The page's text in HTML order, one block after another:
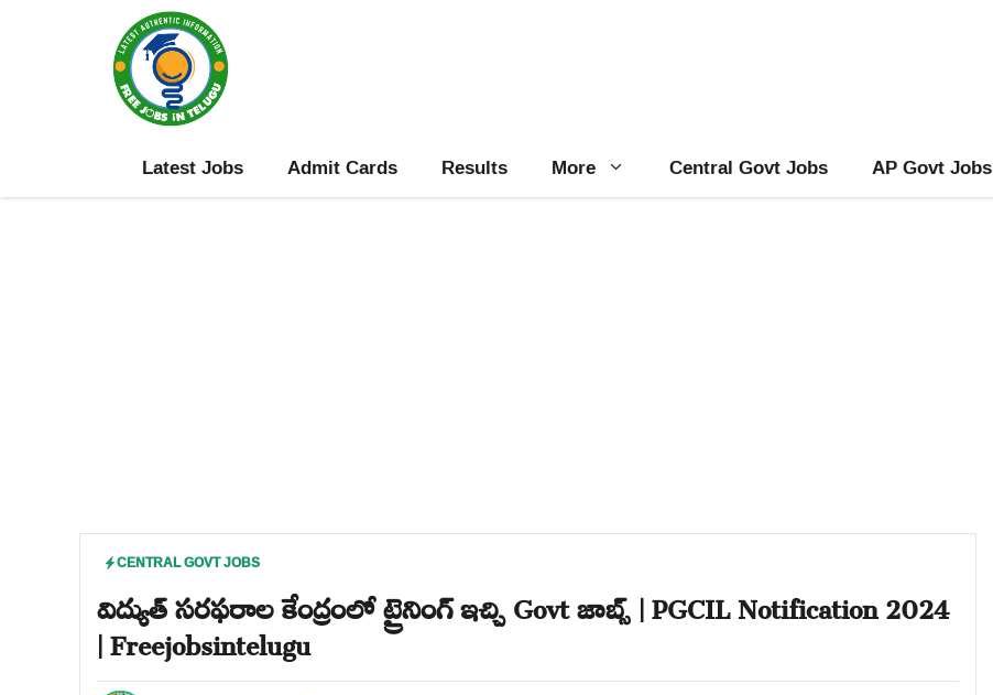
Latest Jobs Admit Cards Results More Central Govt Jobs AP Govt Jobs
CENTRAL GOVT JOBS
విద్యుత్ సరఫరాల కేంద్రంలో ట్రైనింగ్ ఇచ్చి Govt జాబ్స్ | PGCIL Notification 2024
| Freejobsintelugu